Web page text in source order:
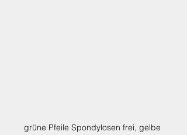
grüne Pfeile Spondylosen frei, gelbe